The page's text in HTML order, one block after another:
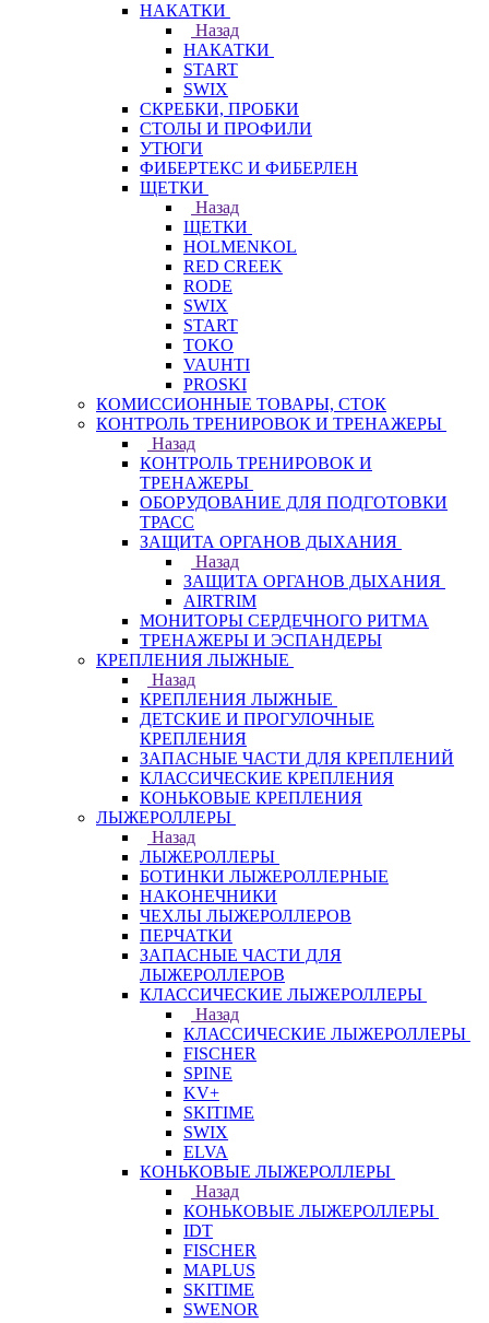
НАКАТКИ
Назад
НАКАТКИ
START
SWIX
СКРЕБКИ, ПРОБКИ
СТОЛЫ И ПРОФИЛИ
УТЮГИ
ФИБЕРТЕКС И ФИБЕРЛЕН
ЩЕТКИ
Назад
ЩЕТКИ
HOLMENKOL
RED CREEK
RODE
SWIX
START
TOKO
VAUHTI
PROSKI
КОМИССИОННЫЕ ТОВАРЫ, СТОК
КОНТРОЛЬ ТРЕНИРОВОК И ТРЕНАЖЕРЫ
Назад
КОНТРОЛЬ ТРЕНИРОВОК И
ТРЕНАЖЕРЫ
ОБОРУДОВАНИЕ ДЛЯ ПОДГОТОВКИ
ТРАСС
ЗАЩИТА ОРГАНОВ ДЫХАНИЯ
Назад
ЗАЩИТА ОРГАНОВ ДЫХАНИЯ
AIRTRIM
МОНИТОРЫ СЕРДЕЧНОГО РИТМА
ТРЕНАЖЕРЫ И ЭСПАНДЕРЫ
КРЕПЛЕНИЯ ЛЫЖНЫЕ
Назад
КРЕПЛЕНИЯ ЛЫЖНЫЕ
ДЕТСКИЕ И ПРОГУЛОЧНЫЕ
КРЕПЛЕНИЯ
ЗАПАСНЫЕ ЧАСТИ ДЛЯ КРЕПЛЕНИЙ
КЛАССИЧЕСКИЕ КРЕПЛЕНИЯ
КОНЬКОВЫЕ КРЕПЛЕНИЯ
ЛЫЖЕРОЛЛЕРЫ
Назад
ЛЫЖЕРОЛЛЕРЫ
БОТИНКИ ЛЫЖЕРОЛЛЕРНЫЕ
НАКОНЕЧНИКИ
ЧЕХЛЫ ЛЫЖЕРОЛЛЕРОВ
ПЕРЧАТКИ
ЗАПАСНЫЕ ЧАСТИ ДЛЯ
ЛЫЖЕРОЛЛЕРОВ
КЛАССИЧЕСКИЕ ЛЫЖЕРОЛЛЕРЫ
Назад
КЛАССИЧЕСКИЕ ЛЫЖЕРОЛЛЕРЫ
FISCHER
SPINE
KV+
SKITIME
SWIX
ELVA
КОНЬКОВЫЕ ЛЫЖЕРОЛЛЕРЫ
Назад
КОНЬКОВЫЕ ЛЫЖЕРОЛЛЕРЫ
IDT
FISCHER
MAPLUS
SKITIME
SWENOR